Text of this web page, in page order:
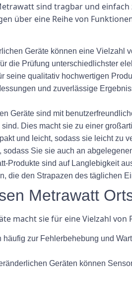
sind tragbar und
über eine Reihe von
Geräte können eine Vielzahl
die Prüfung unterschiedlichster
seine qualitativ hochwertigen
und zuverlässige
Geräte sind mit
Dies macht sie zu einer
und leicht, sodass sie leicht zu
Sie sie auch an
Produkte sind auf Langlebigkeit
die den Strapazen des täglichen
Metrawatt
macht sie für eine Vielzahl
häufig zur Fehlerbehebung und
Geräten können